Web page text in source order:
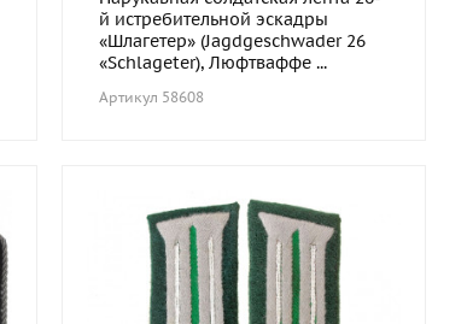
й истребительной эскадры
«Шлагетер» (Jagdgeschwader 26
«Schlageter), Люфтваффе ...
Артикул 58608